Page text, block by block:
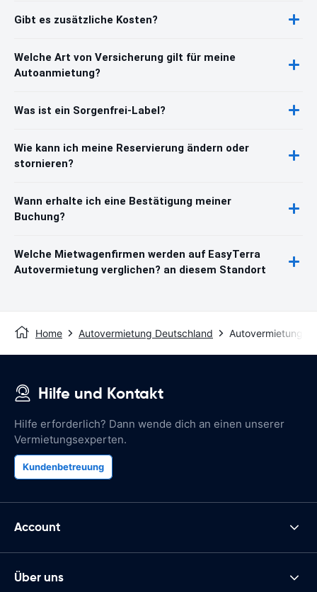
Gibt es zusätzliche Kosten?
Welche Art von Versicherung gilt für meine
Autoanmietung?
Was ist ein Sorgenfrei-Label?
Wie kann ich meine Reservierung ändern oder
stornieren?
Wann erhalte ich eine Bestätigung meiner
Buchung?
Welche Mietwagenfirmen werden auf EasyTerra
Autovermietung verglichen? an diesem Standort
Home Autovermietung Deutschland Autovermietung
Hilfe und Kontakt
Hilfe erforderlich? Dann wende dich an einen unserer
Vermietungsexperten.
Kundenbetreuung
Account
Über uns